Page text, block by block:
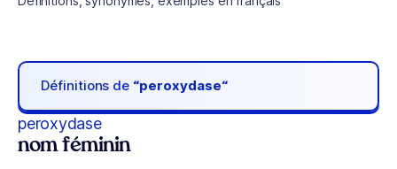
Définitions de “peroxydase“
peroxydase
nom féminin